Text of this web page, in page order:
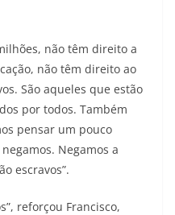
não têm direito a
não têm direito ao
São aqueles que estão
por todos. Também
pensar um pouco
Negamos a
escravos”.
reforçou Francisco,